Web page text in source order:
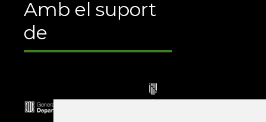
Amb el suport
de